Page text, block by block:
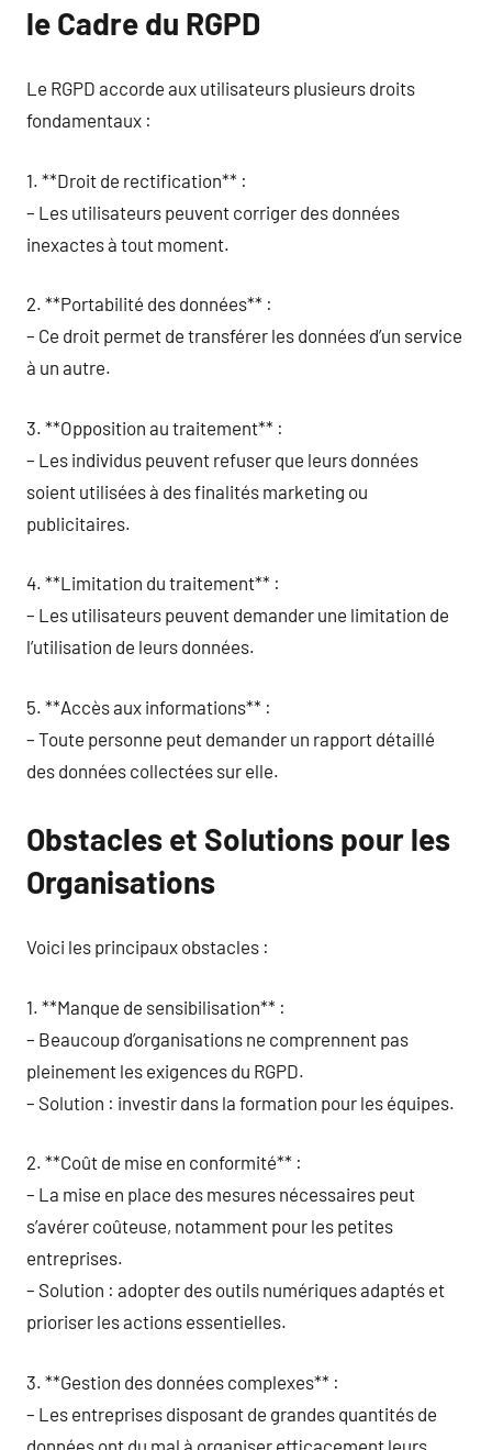
le Cadre du RGPD
Le RGPD accorde aux utilisateurs plusieurs droits
fondamentaux :
1. **Droit de rectification** :
– Les utilisateurs peuvent corriger des données
inexactes à tout moment.
2. **Portabilité des données** :
– Ce droit permet de transférer les données d’un service
à un autre.
3. **Opposition au traitement** :
– Les individus peuvent refuser que leurs données
soient utilisées à des finalités marketing ou
publicitaires.
4. **Limitation du traitement** :
– Les utilisateurs peuvent demander une limitation de
l’utilisation de leurs données.
5. **Accès aux informations** :
– Toute personne peut demander un rapport détaillé
des données collectées sur elle.
Obstacles et Solutions pour les
Organisations
Voici les principaux obstacles :
1. **Manque de sensibilisation** :
– Beaucoup d’organisations ne comprennent pas
pleinement les exigences du RGPD.
– Solution : investir dans la formation pour les équipes.
2. **Coût de mise en conformité** :
– La mise en place des mesures nécessaires peut
s’avérer coûteuse, notamment pour les petites
entreprises.
– Solution : adopter des outils numériques adaptés et
prioriser les actions essentielles.
3. **Gestion des données complexes** :
– Les entreprises disposant de grandes quantités de
données ont du mal à organiser efficacement leurs